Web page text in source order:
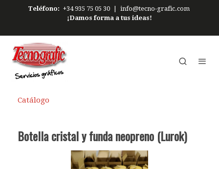
Teléfono: +34 935 75 05 30
info@tecno-grafic.com
¡Damos forma a tus ideas!
Catálogo
Botella cristal y funda neopreno (Lurok)